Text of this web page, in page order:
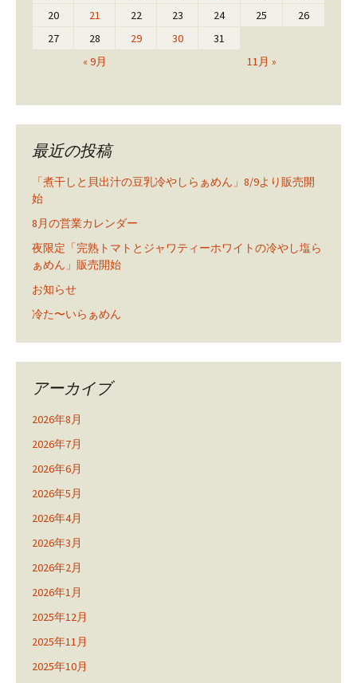
« 9月 11月 »
20
21 22 23 24 25
26
27
28 29 30 31
最近の投稿
「煮干しと貝出汁の豆乳冷やしらぁめん」8/9より販売開
始
8月の営業カレンダー
夜限定「完熟トマトとジャワティーホワイトの冷やし塩ら
ぁめん」販売開始
お知らせ
冷た〜いらぁめん
アーカイブ
2026年8月
2026年7月
2026年6月
2026年5月
2026年4月
2026年3月
2026年2月
2026年1月
2025年12月
2025年11月
2025年10月